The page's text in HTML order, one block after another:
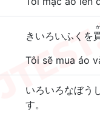
きいろいふくを
か
Tôi sẽ mua áo
いろいろなぼう
す。